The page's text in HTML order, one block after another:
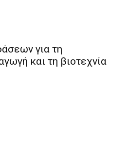
για τη
και τη βιοτεχνία